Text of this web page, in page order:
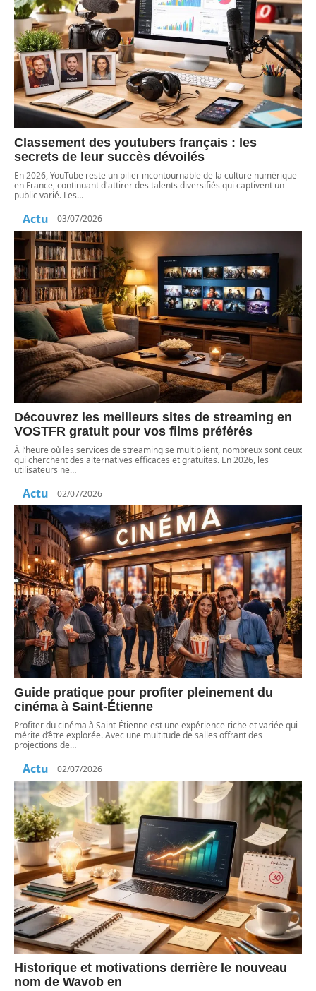
Classement des youtubers français : les
secrets de leur succès dévoilés
En 2026, YouTube reste un pilier incontournable de la culture numérique
en France, continuant d'attirer des talents diversifiés qui captivent un
public varié. Les…
Actu 03/07/2026
Découvrez les meilleurs sites de streaming en
VOSTFR gratuit pour vos films préférés
À l’heure où les services de streaming se multiplient, nombreux sont ceux
qui cherchent des alternatives efficaces et gratuites. En 2026, les
utilisateurs ne…
Actu 02/07/2026
Guide pratique pour profiter pleinement du
cinéma à Saint-Étienne
Profiter du cinéma à Saint-Étienne est une expérience riche et variée qui
mérite d’être explorée. Avec une multitude de salles offrant des
projections de…
Actu 02/07/2026
Historique et motivations derrière le nouveau
nom de Wavob en